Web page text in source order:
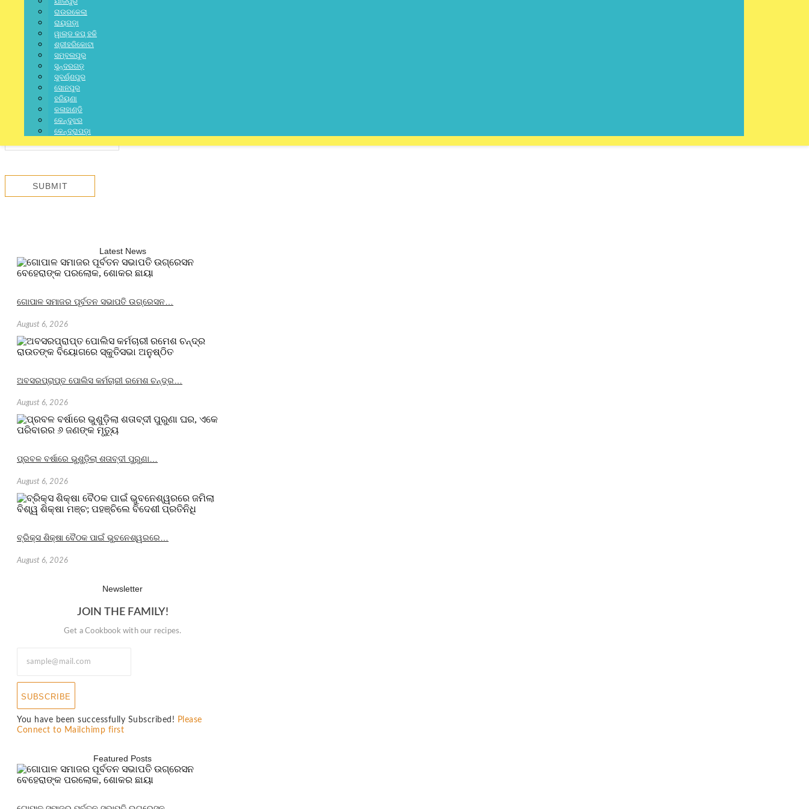
ରାଉରକେଲା
ରାୟଗଡ଼ା
ୱାଲ୍ଡ କପ୍ ହକି
ଶ୍ରୀହରିକୋଟା
ସମ୍ବଲପୁର
ସୁନ୍ଦରଗଡ଼
ସୁବର୍ଣ୍ଣପୁର
ସୋନପୁର
ହରିୟଣା
କଳାହାଣ୍ଡି
କେନ୍ଦୁଝର
କେନ୍ଦ୍ରାପଡ଼ା
Latest News
ଗୋପାଳ ସମାଜର ପୂର୍ବତନ ସଭାପତି ଉଗ୍ରେସନ…
August 6, 2026
ଅବସରପ୍ରାପ୍ତ ପୋଲିସ କର୍ମଚାରୀ ରମେଶ ଚନ୍ଦ୍ର…
August 6, 2026
ପ୍ରବଳ ବର୍ଷାରେ ଭୁଶୁଡ଼ିଲା ଶତାବ୍ଦୀ ପୁରୁଣା…
August 6, 2026
ବ୍ରିକ୍ସ ଶିକ୍ଷା ବୈଠକ ପାଇଁ ଭୁବନେଶ୍ୱରରେ…
August 6, 2026
Newsletter
JOIN THE FAMILY!
Get a Cookbook with our recipes.
SUBSCRIBE
You have been successfully Subscribed! Please
Connect to Mailchimp first
Featured Posts